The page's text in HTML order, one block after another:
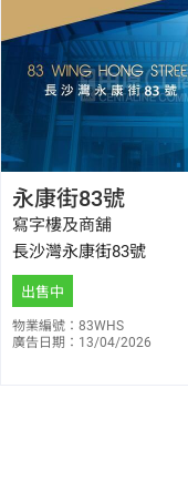
E-013430
6309 7033
永康街83號
寫字樓及商舖
長沙灣永康街83號
出售中
物業編號：83WHS
廣告日期：13/04/2026